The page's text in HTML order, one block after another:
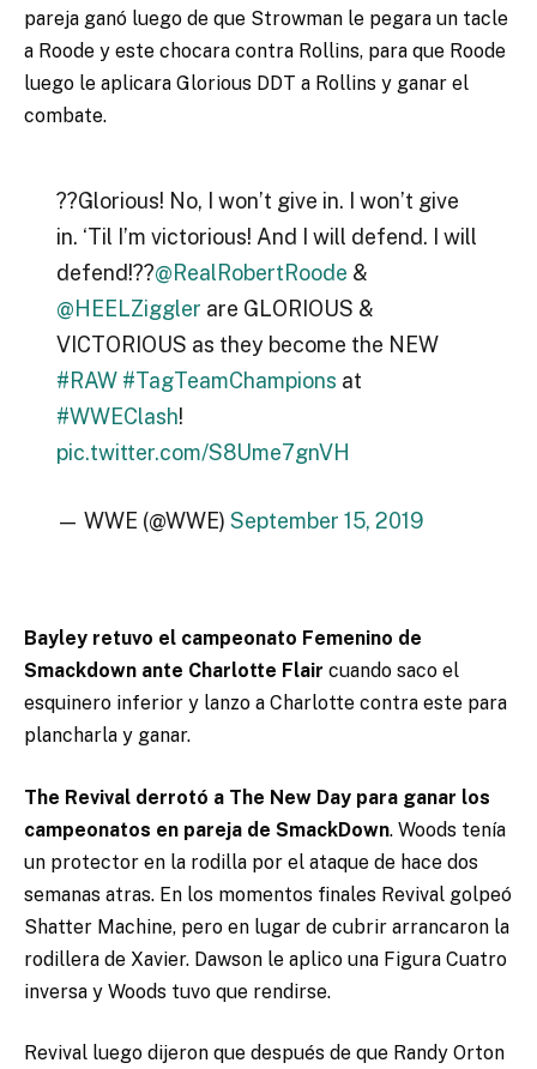
pareja ganó luego de que Strowman le pegara un tacle
a Roode y este chocara contra Rollins, para que Roode
luego le aplicara Glorious DDT a Rollins y ganar el
combate.
??Glorious! No, I won’t give in. I won’t give
in. ‘Til I’m victorious! And I will defend. I will
defend!??@RealRobertRoode &
@HEELZiggler are GLORIOUS &
VICTORIOUS as they become the NEW
#RAW #TagTeamChampions at
#WWEClash!
pic.twitter.com/S8Ume7gnVH
— WWE (@WWE) September 15, 2019
Bayley retuvo el campeonato Femenino de
Smackdown ante Charlotte Flair cuando saco el
esquinero inferior y lanzo a Charlotte contra este para
plancharla y ganar.
The Revival derrotó a The New Day para ganar los
campeonatos en pareja de SmackDown. Woods tenía
un protector en la rodilla por el ataque de hace dos
semanas atras. En los momentos finales Revival golpeó
Shatter Machine, pero en lugar de cubrir arrancaron la
rodillera de Xavier. Dawson le aplico una Figura Cuatro
inversa y Woods tuvo que rendirse.
Revival luego dijeron que después de que Randy Orton